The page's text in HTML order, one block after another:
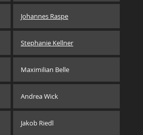
Johannes Raspe
Stephanie Kellner
Maximilian Belle
Andrea Wick
Jakob Riedl